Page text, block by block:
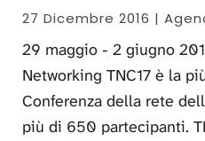
27 Dicembre 2016 |
29 maggio - 2 giugno
Networking TNC17 è la
Conferenza della rete
più di 650 partecipanti.